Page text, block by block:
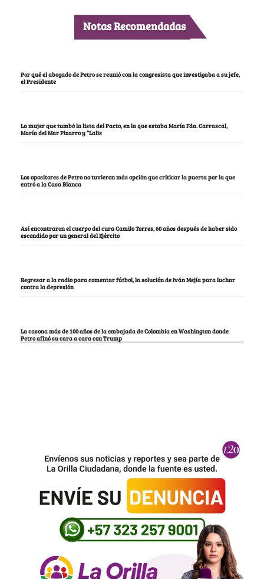
Notas Recomendadas
Por qué el abogado de Petro se reunió con la congresista que investigaba a su jefe,
el Presidente
La mujer que tumbó la lista del Pacto, en la que estaba María Fda. Carrascal,
María del Mar Pizarro y “Lalis
Los opositores de Petro no tuvieron más opción que criticar la puerta por la que
entró a la Casa Blanca
Así encontraron el cuerpo del cura Camilo Torres, 60 años después de haber sido
escondido por un general del Ejército
Regresar a la radio para comentar fútbol, la solución de Iván Mejía para luchar
contra la depresión
La casona más de 100 años de la embajada de Colombia en Washington donde
Petro afinó su cara a cara con Trump